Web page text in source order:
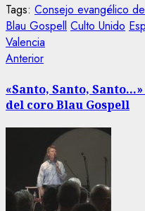
Tags: Consejo evangélico
Blau Gospell Culto Unido
Valencia
Navegación
de
entradas
AnteriorEntrada
«Santo, Santo,
del coro Blau Gospell